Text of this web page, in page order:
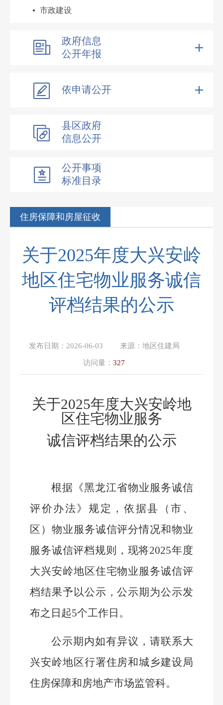
市政建设
政府信息
公开年报
依申请公开
县区政府
信息公开
公开事项
标准目录
住房保障和房屋征收
关于2025年度大兴安岭
地区住宅物业服务诚信
评档结果的公示
发布日期： 2026-06-03 来源： 地区住建局
访问量： 327
关于2025年度大兴安岭地
区住宅物业服务
诚信评档结果的公示
根据《黑龙江省物业服务诚信
评价办法》规定，依据县（市、
区）物业服务诚信评分情况和物业
服务诚信评档规则，现将2025年度
大兴安岭地区住宅物业服务诚信评
档结果予以公示，公示期为公示发
布之日起5个工作日。
公示期内如有异议，请联系大
兴安岭地区行署住房和城乡建设局
住房保障和房地产市场监管科。